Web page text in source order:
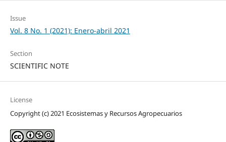
Issue
Vol. 8 No. 1 (2021): Enero-abril 2021
Section
SCIENTIFIC NOTE
License
Copyright (c) 2021 Ecosistemas y Recursos Agropecuarios